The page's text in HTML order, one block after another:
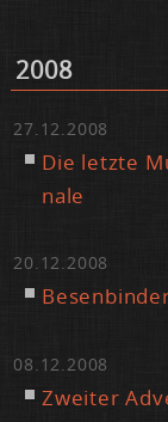
2008
27.12.2008
Die letz­te
na­le
20.12.2008
08.12.2008
Zwei­ter